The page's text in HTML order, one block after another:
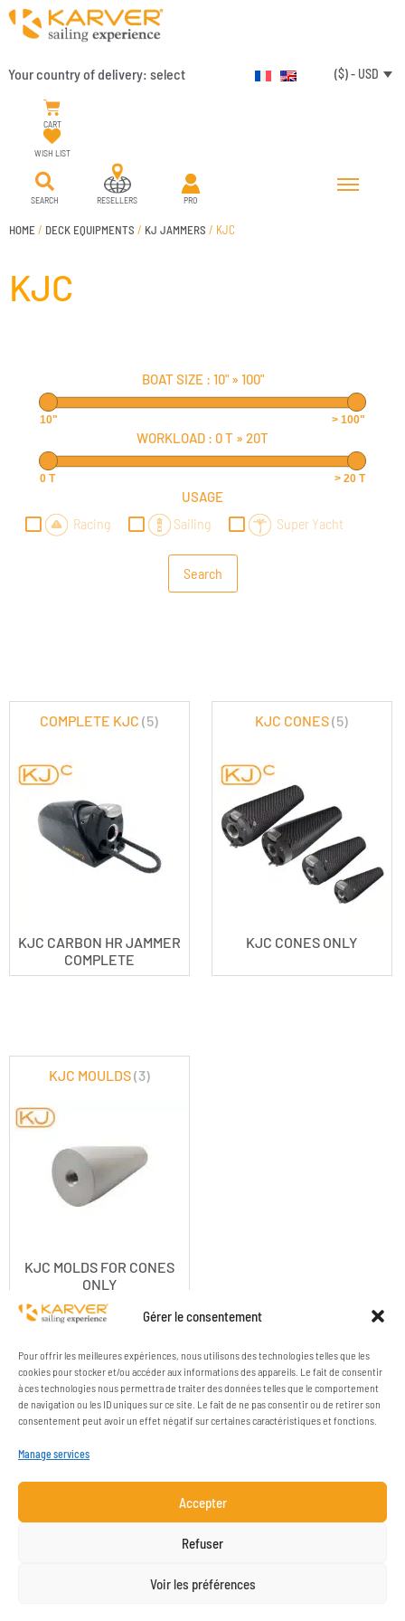
Gérer le consentement
Pour offrir les meilleures expériences, nous utilisons des technologies telles que les
cookies pour stocker et/ou accéder aux informations des appareils. Le fait de consentir
à ces technologies nous permettra de traiter des données telles que le comportement
de navigation ou les ID uniques sur ce site. Le fait de ne pas consentir ou de retirer son
consentement peut avoir un effet négatif sur certaines caractéristiques et fonctions.
Manage services
Accepter
Refuser
Voir les préférences
Your country of delivery: select ($) - USD
CART
WISH LIST
SEARCH RESELLERS PRO
HOME / DECK EQUIPMENTS / KJ JAMMERS / KJC
KJC
BOAT SIZE : 10"» 100"
10" > 100"
WORKLOAD : 0 T » 20T
0 T > 20 T
USAGE
Racing Sailing Super Yacht
KJC CARBON HR JAMMER
COMPLETE
COMPLETE KJC(5)
KJC CONES ONLY
KJC CONES(5)
KJC MOLDS FOR CONES
ONLY
KJC MOULDS(3)
RESOURCES
NEWSLETTER SUBSCRIPTION